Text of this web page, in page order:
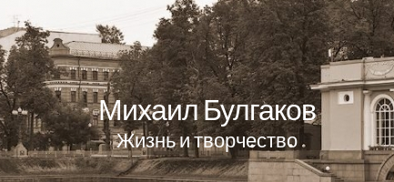
Михаил Булгаков
Жизнь и творчество